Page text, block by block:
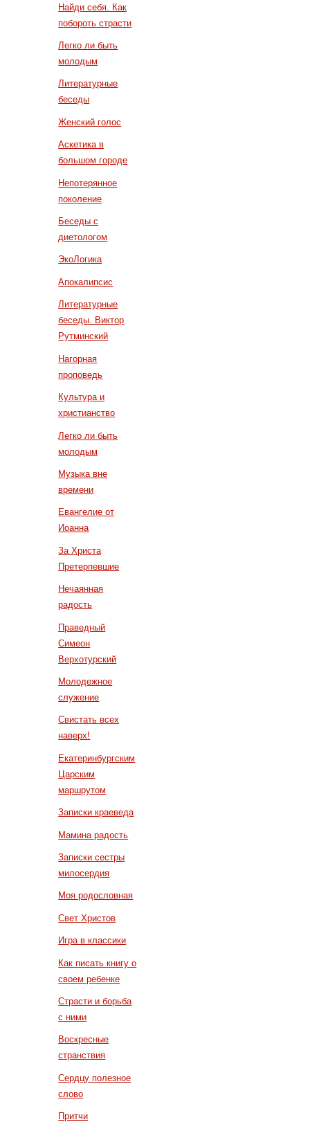
Найди себя. Как
побороть страсти
Легко ли быть
молодым
Литературные
беседы
Женский голос
Аскетика в
большом городе
Непотерянное
поколение
Беседы с
диетологом
ЭкоЛогика
Апокалипсис
Литературные
беседы. Виктор
Рутминский
Нагорная
проповедь
Культура и
христианство
Легко ли быть
молодым
Музыка вне
времени
Евангелие от
Иоанна
За Христа
Претерпевшие
Нечаянная
радость
Праведный
Симеон
Верхотурский
Молодежное
служение
Свистать всех
наверх!
Екатеринбургским
Царским
маршрутом
Записки краеведа
Мамина радость
Записки сестры
милосердия
Моя родословная
Свет Христов
Игра в классики
Как писать книгу о
своем ребенке
Страсти и борьба
с ними
Воскресные
странствия
Сердцу полезное
слово
Притчи